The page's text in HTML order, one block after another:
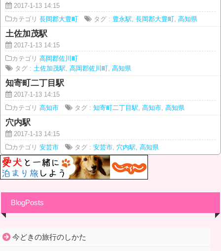
2017-1-13 14:15
カテゴリ 長岡郡大豊町 タグ : 豊永駅 長岡郡大豊町, 高知県
土佐加茂駅
2017-1-13 14:15
カテゴリ 高岡郡佐川町
タグ : 土佐加茂駅 高岡郡佐川町 高知県
知寄町二丁目駅
2017-1-13 14:15
カテゴリ 高知市 タグ : 知寄町二丁目駅 高知市, 高知県
穴内駅
2017-1-13 14:15
カテゴリ 安芸市 タグ : 安芸市, 穴内駅 高知県
BlogPosts
今どきの旅行のしかた